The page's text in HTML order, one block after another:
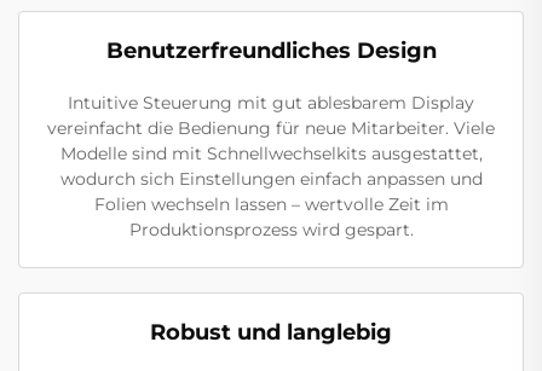
Benutzerfreundliches Design
Intuitive Steuerung mit gut ablesbarem Display
vereinfacht die Bedienung für neue Mitarbeiter. Viele
Modelle sind mit Schnellwechselkits ausgestattet,
wodurch sich Einstellungen einfach anpassen und
Folien wechseln lassen – wertvolle Zeit im
Produktionsprozess wird gespart.
Robust und langlebig